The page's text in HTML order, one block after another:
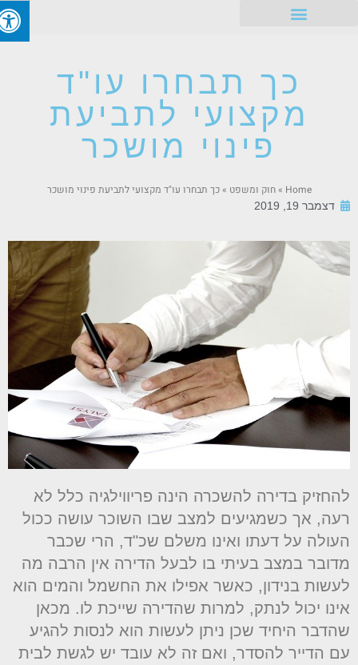
כך תבחרו עו"ד
מקצועי לתביעת
פינוי מושכר
Home
»חוק ומשפט»כך תבחרו עו"ד מקצועי לתביעת פינוי מושכר
דצמבר 19, 2019
בדירה להשכרה הינה פריווילגיה כלל לא
אך כשמגיעים למצב שבו השוכר עושה ככול
על דעתו ואינו משלם שכ"ד, הרי שכבר
במצב בעיתי בו לבעל הדירה אין הרבה מה
בנידון, כאשר אפילו את החשמל והמים הוא
יכול לנתק, למרות שהדירה שייכת לו. מכאן
היחיד שכן ניתן לעשות הוא לנסות להגיע
הדייר להסדר, ואם זה לא עובד יש לגשת לבית